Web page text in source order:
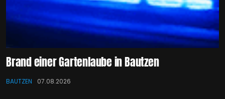
Brand einer Gartenlaube in Bautzen
BAUTZEN 07.08.2026